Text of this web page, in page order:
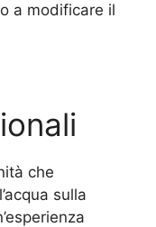
a modificare il
che
sulla